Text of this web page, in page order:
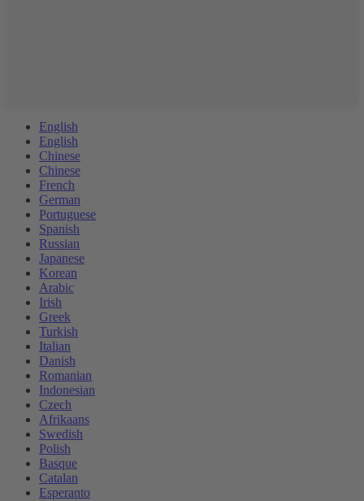
English
English
Chinese
Chinese
French
German
Portuguese
Spanish
Russian
Japanese
Korean
Arabic
Irish
Greek
Turkish
Italian
Danish
Romanian
Indonesian
Czech
Afrikaans
Swedish
Polish
Basque
Catalan
Esperanto